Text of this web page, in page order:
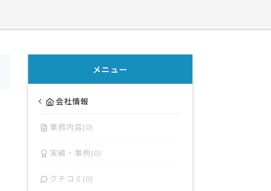
メニュー
会社情報
業務内容(0)
実績・事例(0)
クチコミ(0)